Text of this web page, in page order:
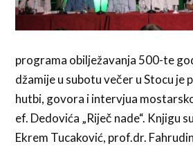
programa obilježavanja 500-te
džamije u subotu večer u Stocu je
hutbi, govora i intervjua
ef. Dedovića „Riječ nade“. Knjigu
Ekrem Tucaković, prof.dr.